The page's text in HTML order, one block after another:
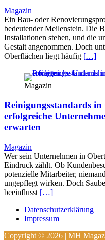
Magazin
Ein Bau- oder
bedeutender Meilenstein. Die
Installationen stehen, und die
Gestalt angenommen. Doch
Oberflächen liegt häufig […]
Magazin
Reinigungsstandards in
erfolgreiche
erwarten
Magazin
Wer sein Unternehmen in
Eindruck zählt. Ob
potenzielle Mitarbeiter,
ungepflegt wirken. Doch
beeinflusst […]
Datenschutzerklärung
Impressum
Copyright © 2026 | MH